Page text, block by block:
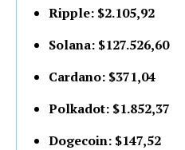
Ripple: $2.105,92
Solana: $127.526,60
Cardano: $371,04
Polkadot: $1.852,37
Dogecoin: $147,52